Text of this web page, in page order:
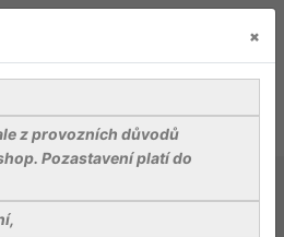
- Malachit 0,25g
×
z provozních důvodů
Pozastavení platí do